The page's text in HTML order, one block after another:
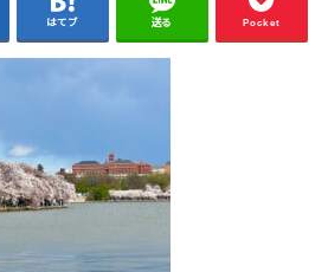
はてブ 送る Pocket